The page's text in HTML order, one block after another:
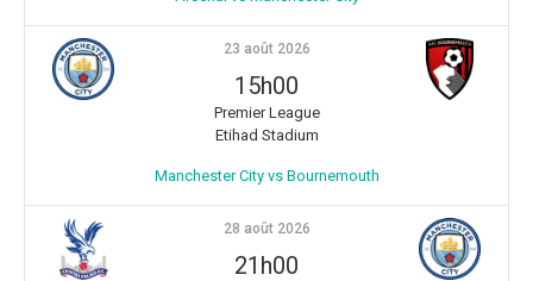
23 août 2026
15h00
Premier League
Etihad Stadium
Manchester City vs Bournemouth
28 août 2026
21h00